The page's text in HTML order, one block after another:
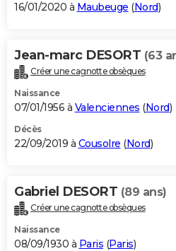
16/01/2020 à Maubeuge (Nord)
Jean-marc DESORT (63
Créer une cagnotte obsèques
Naissance
07/01/1956 à Valenciennes (Nord)
Décès
22/09/2019 à Cousolre (Nord)
Gabriel DESORT (89 ans)
Créer une cagnotte obsèques
Naissance
08/09/1930 à Paris (Paris)